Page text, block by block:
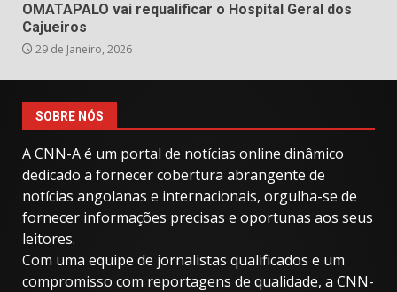
OMATAPALO vai requalificar o Hospital Geral dos
Cajueiros
29 de Janeiro, 2026
SOBRE NÓS
A CNN-A é um portal de notícias online dinâmico
dedicado a fornecer cobertura abrangente de
notícias angolanas e internacionais, orgulha-se de
fornecer informações precisas e oportunas aos seus
leitores.
Com uma equipe de jornalistas qualificados e um
compromisso com reportagens de qualidade, a CNN-